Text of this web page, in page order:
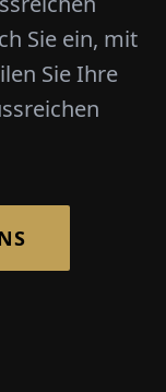
Sie ein, mit
Sie Ihre